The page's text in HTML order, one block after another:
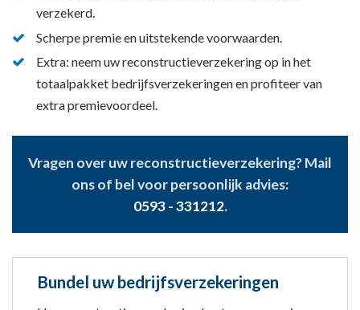
verzekerd.
Scherpe premie en uitstekende voorwaarden.
Extra: neem uw reconstructieverzekering op in het
totaalpakket bedrijfsverzekeringen en profiteer van
extra premievoordeel.
Vragen over uw reconstructieverzekering? Mail
ons of bel voor persoonlijk advies:
0593 - 331212.
Bundel uw bedrijfsverzekeringen